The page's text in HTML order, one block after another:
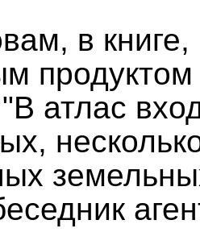
в
продуктом
атлас